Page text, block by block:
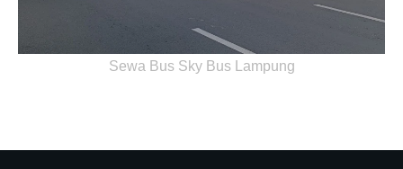
Sewa Bus Sky Bus Lampung